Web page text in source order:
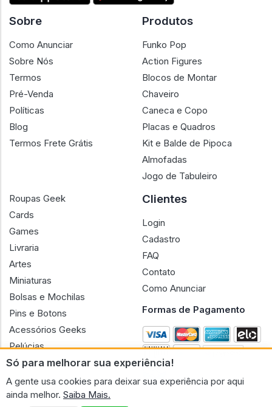
Só para melhorar sua experiência!
A gente usa cookies para deixar sua experiência por aqui
ainda melhor. Saiba Mais.
Sobre
Como Anunciar
Sobre Nós
Termos
Pré-Venda
Políticas
Blog
Termos Frete Grátis
Produtos
Funko Pop
Action Figures
Blocos de Montar
Chaveiro
Caneca e Copo
Placas e Quadros
Kit e Balde de Pipoca
Almofadas
Jogo de Tabuleiro
Roupas Geek
Cards
Games
Livraria
Artes
Miniaturas
Bolsas e Mochilas
Pins e Botons
Acessórios Geeks
Pelúcias
Bonecas
Clientes
Login
Cadastro
FAQ
Contato
Como Anunciar
Formas de Pagamento